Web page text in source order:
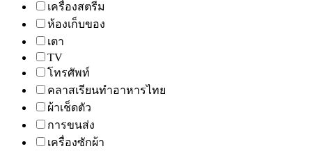
เครื่องสตรีม
ห้องเก็บของ
เตา
TV
โทรศัพท์
คลาสเรียนทำอาหารไทย
ผ้าเช็ดตัว
การขนส่ง
เครื่องซักผ้า